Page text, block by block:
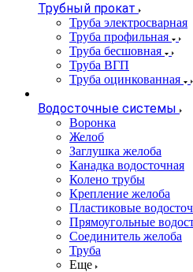
Трубный прокат
Труба электросварная
Труба профильная
Труба бесшовная
Труба ВГП
Труба оцинкованная
Водосточные системы
Воронка
Желоб
Заглушка желоба
Канадка водосточная
Колено трубы
Крепление желоба
Пластиковые
Прямоугольные
Соединитель желоба
Труба
Еще